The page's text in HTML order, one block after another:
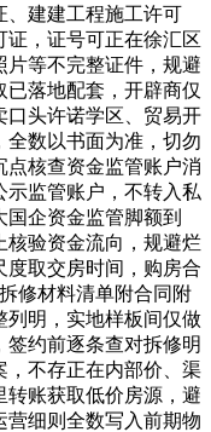
、建建工程施工许可
，证号可正在徐汇区
片等不完整证件，规避
落地配套，开辟商仅
口头许诺学区、贸易开
全数以书面为准，切勿
核查资金监管账户消
示监管账户，不转入私
企资金监管脚额到
核验资金流向，规避烂
度取交房时间，购房合
修材料清单附合同附
列明，实地样板间仅做
签约前逐条查对拆修明
，不存正在内部价、渠
账获取低价房源，避
营细则全数写入前期物